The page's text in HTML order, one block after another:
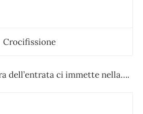
Crocifissione
dell’entrata ci immette nella….